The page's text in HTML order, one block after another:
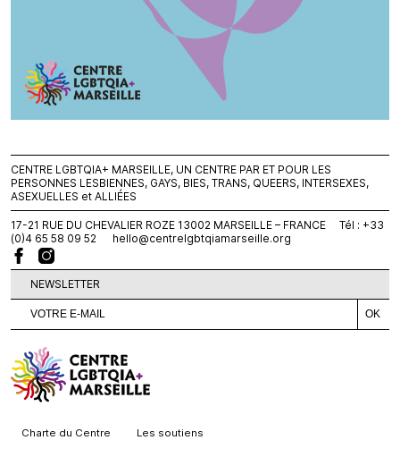
CENTRE LGBTQIA+ MARSEILLE, UN CENTRE PAR ET POUR LES
PERSONNES LESBIENNES, GAYS, BIES, TRANS, QUEERS, INTERSEXES,
ASEXUELLES et ALLIÉES
17-21 RUE DU CHEVALIER ROZE 13002 MARSEILLE – FRANCE Tél : +33
(0)4 65 58 09 52
hello@centrelgbtqiamarseille.org
NEWSLETTER
Charte du Centre Les soutiens